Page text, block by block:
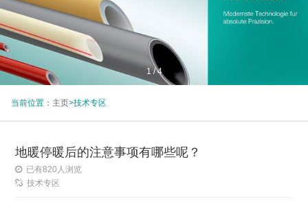
1 /4
当前位置： 主页>技术专区
地暖停暖后的注意事项有哪些呢？
已有820 人浏览
技术专区